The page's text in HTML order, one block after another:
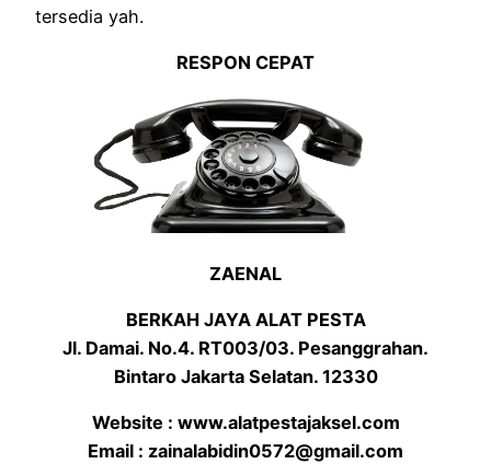
tersedia yah.
RESPON CEPAT
ZAENAL
BERKAH JAYA ALAT PESTA
Jl. Damai. No.4. RT003/03. Pesanggrahan.
Bintaro Jakarta Selatan. 12330
Website : www.alatpestajaksel.com
Email : zainalabidin0572@gmail.com